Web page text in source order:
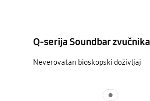
Q-serija Soundbar zvučnika
Neverovatan bioskopski doživljaj